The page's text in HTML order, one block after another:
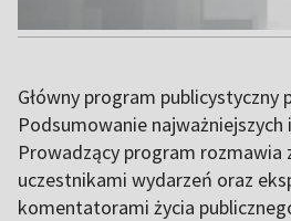
Główny program publicystyczny
Podsumowanie
Prowadzący program rozmawia
uczestnikami wydarzeń oraz
komentatorami życia